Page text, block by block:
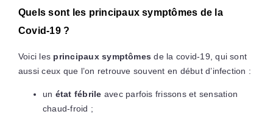
Quels sont les principaux symptômes de la
Covid-19 ?
Voici les principaux symptômes de la covid-19, qui sont
aussi ceux que l’on retrouve souvent en début d’infection :
un état fébrile avec parfois frissons et sensation
chaud-froid ;